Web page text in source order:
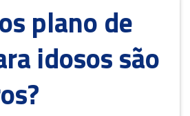
plano de
idosos são